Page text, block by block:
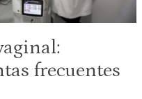
frecuentes